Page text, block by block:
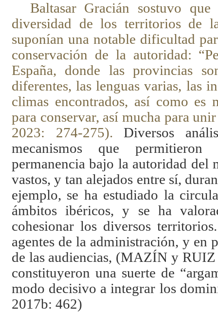
Baltasar Gracián sostuvo
diversidad de los territorios de
suponían una notable dificultad
conservación de la autoridad:
España, donde las provincias
diferentes, las lenguas varias, las
climas encontrados, así como es
para conservar, así mucha para
2023: 274-275).Diversos
mecanismos que
permanencia bajo la autoridad del
vastos, y tan alejados entre sí,
ejemplo, se ha estudiado la
ámbitos ibéricos, y se ha
cohesionar los diversos
agentes de la administración, y en
de las audiencias, (MAZÍN y
constituyeron una suerte de
modo decisivo a integrar los
2017b: 462)